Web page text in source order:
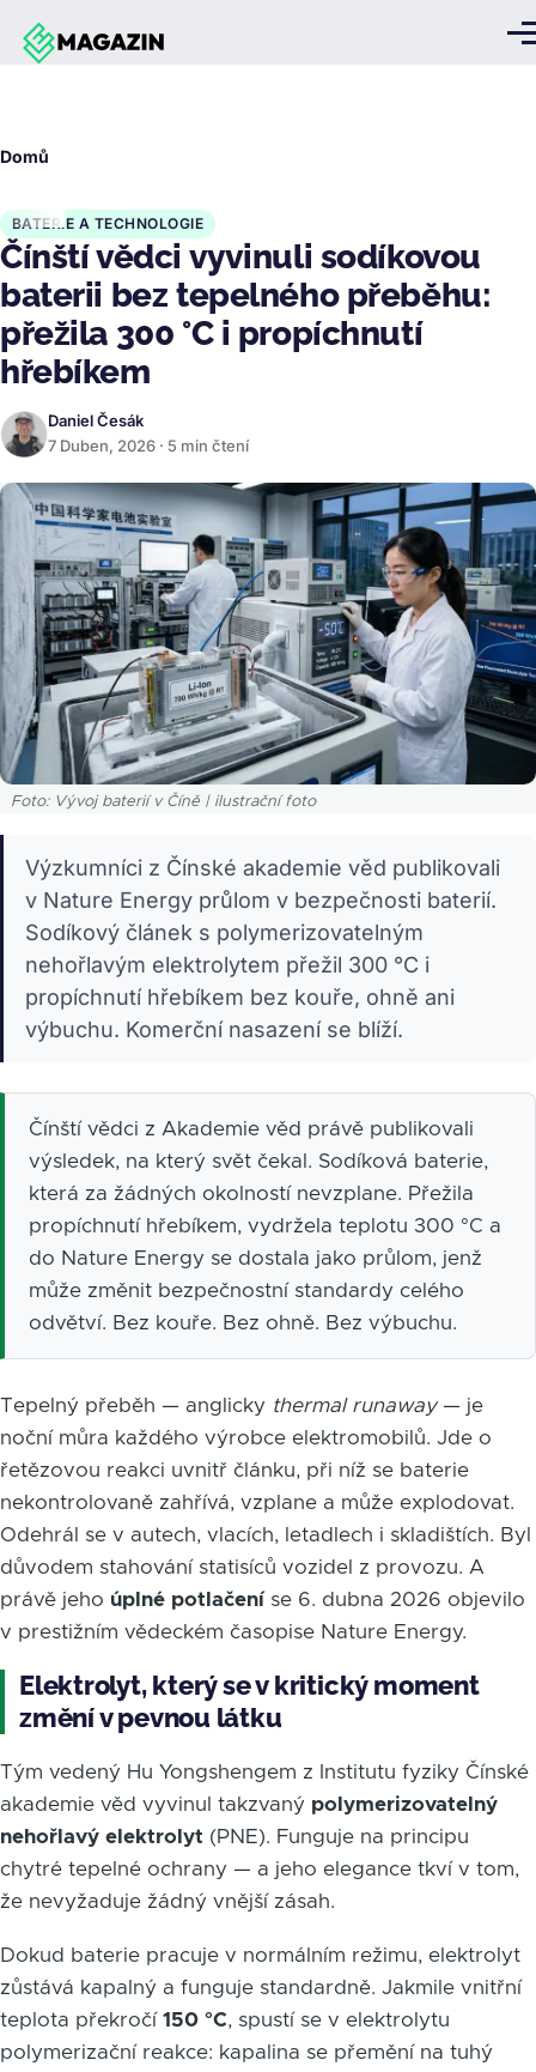
Přejít k hlavnímu obsahu
Domů
BATERIE A TECHNOLOGIE
Čínští vědci vyvinuli sodíkovou
baterii bez tepelného přeběhu:
přežila 300 °C i propíchnutí
hřebíkem
Daniel Česák
7 Duben, 2026 · 5 min čtení
Foto: Vývoj baterií v Číně | ilustrační foto
Výzkumníci z Čínské akademie věd publikovali
v Nature Energy průlom v bezpečnosti baterií.
Sodíkový článek s polymerizovatelným
nehořlavým elektrolytem přežil 300 °C i
propíchnutí hřebíkem bez kouře, ohně ani
výbuchu. Komerční nasazení se blíží.
Čínští vědci z Akademie věd právě publikovali
výsledek, na který svět čekal. Sodíková baterie,
která za žádných okolností nevzplane. Přežila
propíchnutí hřebíkem, vydržela teplotu 300 °C a
do Nature Energy se dostala jako průlom, jenž
může změnit bezpečnostní standardy celého
odvětví. Bez kouře. Bez ohně. Bez výbuchu.
Tepelný přeběh — anglicky thermal runaway— je
noční můra každého výrobce elektromobilů. Jde o
řetězovou reakci uvnitř článku, při níž se baterie
nekontrolovaně zahřívá, vzplane a může explodovat.
Odehrál se v autech, vlacích, letadlech i skladištích. Byl
důvodem stahování statisíců vozidel z provozu. A
právě jeho úplné potlačení se 6. dubna 2026 objevilo
v prestižním vědeckém časopise Nature Energy.
Elektrolyt, který se v kritický moment
změní v pevnou látku
Tým vedený Hu Yongshengem z Institutu fyziky Čínské
akademie věd vyvinul takzvaný polymerizovatelný
nehořlavý elektrolyt (PNE). Funguje na principu
chytré tepelné ochrany — a jeho elegance tkví v tom,
že nevyžaduje žádný vnější zásah.
Dokud baterie pracuje v normálním režimu, elektrolyt
zůstává kapalný a funguje standardně. Jakmile vnitřní
teplota překročí 150 °C, spustí se v elektrolytu
polymerizační reakce: kapalina se přemění na tuhý